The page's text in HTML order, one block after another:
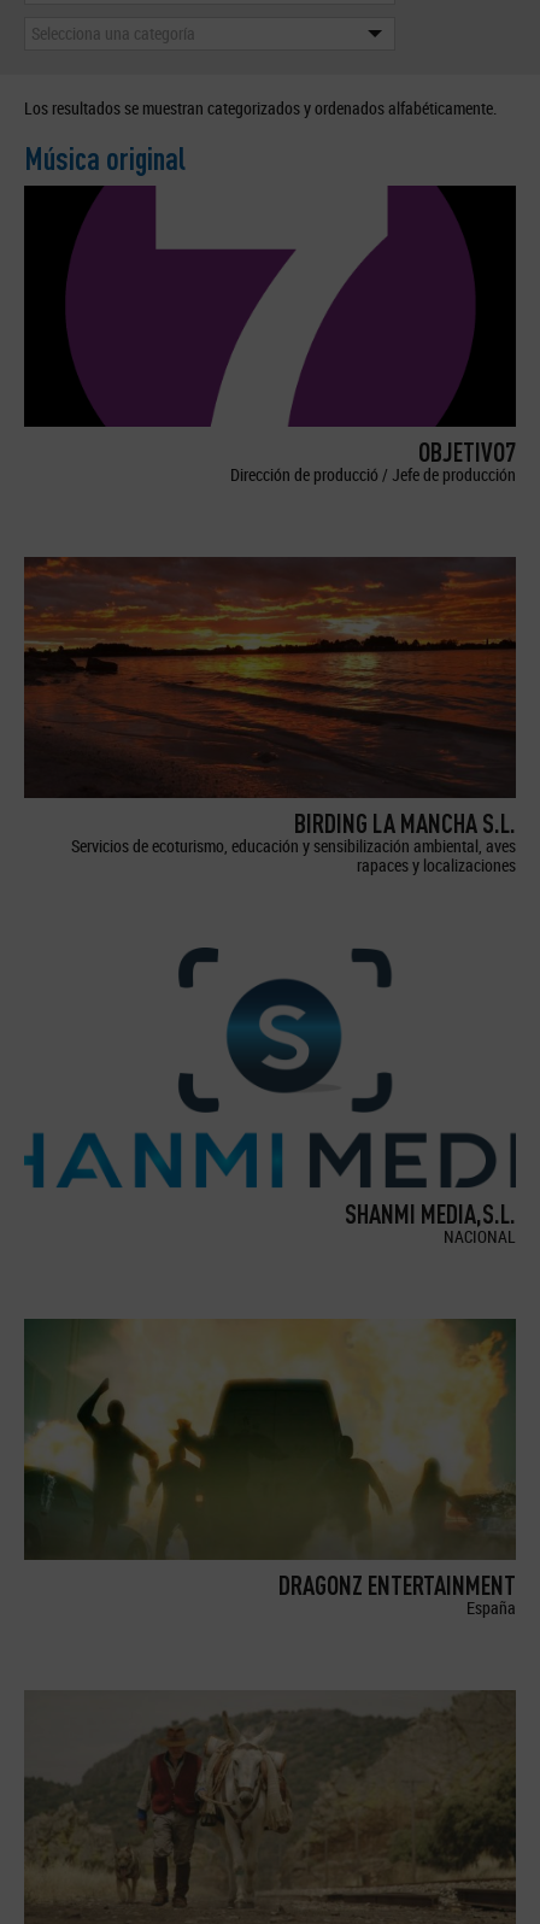
Selecciona una categoría
Los resultados se muestran categorizados y ordenados alfabéticamente.
Música original
OBJETIVO7
Dirección de producció / Jefe de producción
BIRDING LA MANCHA S.L.
Servicios de ecoturismo, educación y sensibilización ambiental, aves
rapaces y localizaciones
SHANMI MEDIA,S.L.
NACIONAL
DRAGONZ ENTERTAINMENT
España